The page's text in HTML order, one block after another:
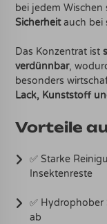
bei jedem
Sicherheitauch bei
Das Konzentrat ist
verdünnbar,
besonders
Lack, Kunststoff
Vorteile
✅ Starke
Insektenreste
✅ Hydrophober
ab